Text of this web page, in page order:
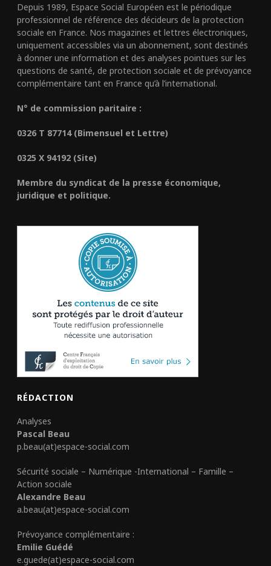
Depuis 1989, Espace Social Européen est le périodique
professionnel de référence des décideurs de la protection
sociale en France. Nos magazines et lettres électroniques,
uniquement accessibles via un abonnement, sont destinés
à donner une information et des analyses pointues sur les
questions de santé, de protection sociale et de prévoyance
complémentaire tant en France qu’à l’international.
N° de commission paritaire :
0326 T 87714 (Bimensuel et Lettre)
0325 X 94192 (Site)
Membre du syndicat de la presse économique,
juridique et politique.
RÉDACTION
Analyses
Pascal Beau
p.beau(at)espace-social.com
Sécurité sociale – Numérique -International – Famille –
Action sociale
Alexandre Beau
a.beau(at)espace-social.com
Prévoyance complémentaire :
Emilie Guédé
e.guede(at)espace-social.com